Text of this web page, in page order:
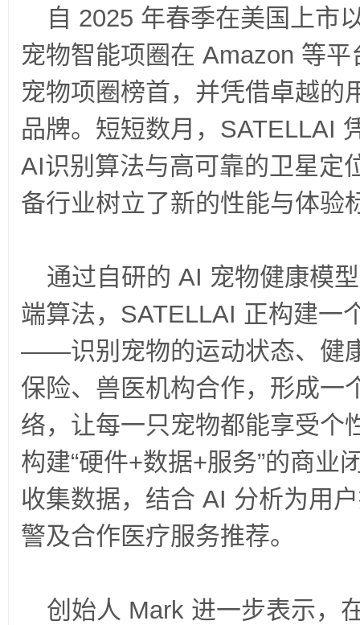
自 2025 年春季在美国上市
宠物智能项圈在 Amazon 等平
宠物项圈榜首，并凭借卓越的
品牌。短短数月， SATELLAI
AI识别算法与高可靠的卫星定
备行业树立了新的性能与体验
通过自研的 AI 宠物健康模
端算法， SATELLAI 正构建一
——识别宠物的运动状态、健
保险、兽医机构合作，形成一
络，让每一只宠物都能享受个
构建“硬件+数据+服务”的商业
收集数据，结合 AI 分析为用
警及合作医疗服务推荐。
创始人 Mark 进一步表示，